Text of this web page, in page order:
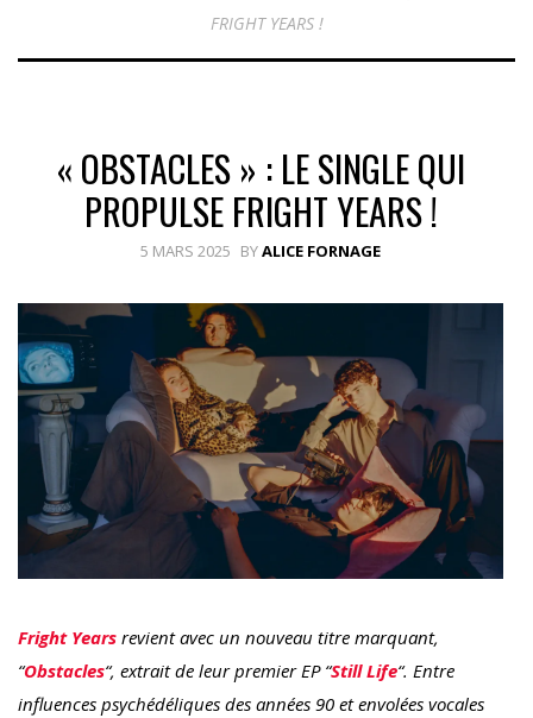
FRIGHT YEARS !
« OBSTACLES » : LE SINGLE QUI
PROPULSE FRIGHT YEARS !
5 MARS 2025 BYALICE FORNAGE
Fright Years revient avec un nouveau titre marquant,
“Obstacles“, extrait de leur premier EP “Still Life“. Entre
influences psychédéliques des années 90 et envolées vocales